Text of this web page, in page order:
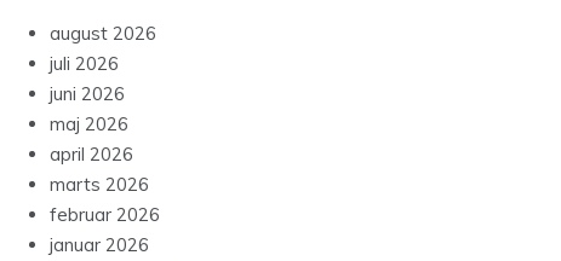
august 2026
juli 2026
juni 2026
maj 2026
april 2026
marts 2026
februar 2026
januar 2026